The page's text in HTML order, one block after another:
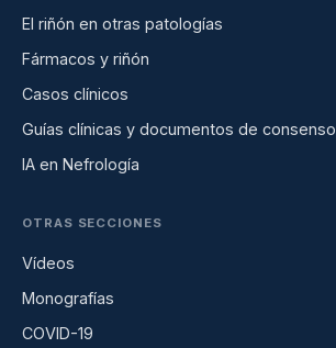
El riñón en otras patologías
Fármacos y riñón
Casos clínicos
Guías clínicas y documentos de consenso
IA en Nefrología
OTRAS SECCIONES
Vídeos
Monografías
COVID-19